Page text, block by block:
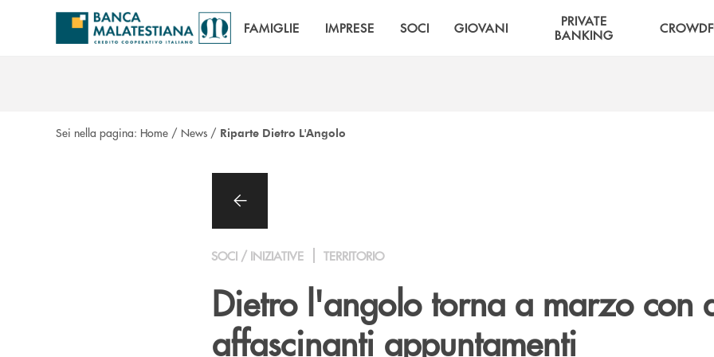
Salta al contenuto principale
FAMIGLIE IMPRESE SOCI GIOVANI
PRIVATE
BANKING
Sei nella pagina: Home / News / Riparte Dietro L'Angolo
SOCI / INIZIATIVE TERRITORIO
Dietro l'angolo torna a marzo con
affascinanti appuntamenti